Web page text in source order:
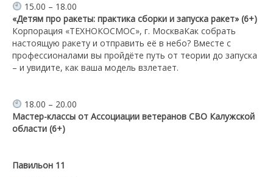
15.00 – 18.00
«Детям про ракеты: практика сборки и запуска ракет» (6+)
Корпорация «ТЕХНОКОСМОС», г. МоскваКак собрать
настоящую ракету и отправить её в небо? Вместе с
профессионалами вы пройдёте путь от теории до запуска
– и увидите, как ваша модель взлетает.
18.00 – 20.00
Мастер-классы от Ассоциации ветеранов СВО Калужской
области (6+)
Павильон 11